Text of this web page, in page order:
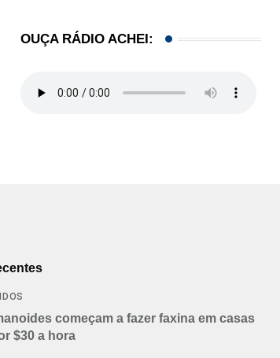
OUÇA RÁDIO ACHEI:
começam a fazer faxina em casas
$30 a hora